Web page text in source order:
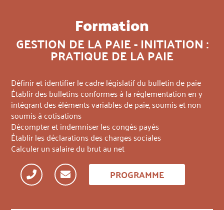
Formation
GESTION DE LA PAIE - INITIATION :
PRATIQUE DE LA PAIE
Définir et identifier le cadre législatif du bulletin de paie
Établir des bulletins conformes à la réglementation en y
intégrant des éléments variables de paie, soumis et non
soumis à cotisations
Décompter et indemniser les congés payés
Établir les déclarations des charges sociales
Calculer un salaire du brut au net
PROGRAMME